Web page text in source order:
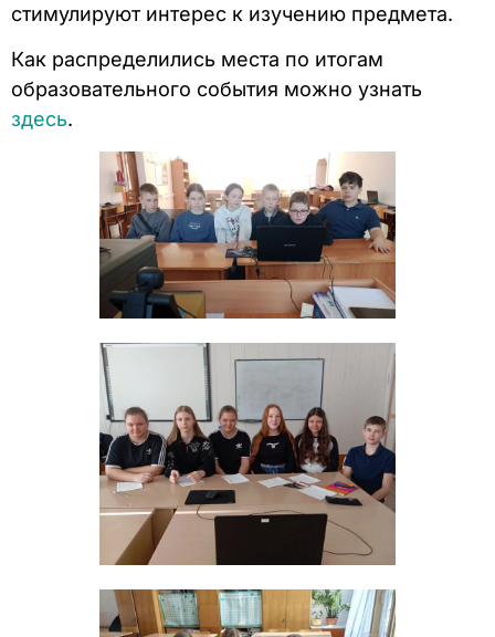
стимулируют интерес к изучению предмета.
Как распределились места по итогам
образовательного события можно узнать
здесь.